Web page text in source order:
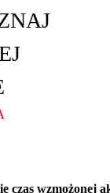
czas wzmożonej